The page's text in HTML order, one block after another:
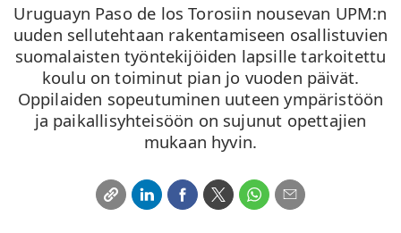
Uruguayn Paso de los Torosiin nousevan UPM:n
uuden sellutehtaan rakentamiseen osallistuvien
suomalaisten työntekijöiden lapsille tarkoitettu
koulu on toiminut pian jo vuoden päivät.
Oppilaiden sopeutuminen uuteen ympäristöön
ja paikallisyhteisöön on sujunut opettajien
mukaan hyvin.